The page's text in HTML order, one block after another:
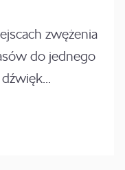
zwężenia
do jednego